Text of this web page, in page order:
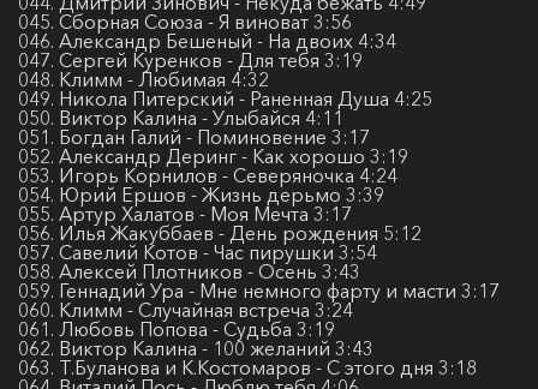
045. Сборная Союза - Я виноват 3:56
046. Александр Бешеный - На двоих 4:34
047. Сергей Куренков - Для тебя 3:19
048. Климм - Любимая 4:32
049. Никола Питерский - Раненная Душа 4:25
050. Виктор Калина - Улыбайся 4:11
051. Богдан Галий - Поминовение 3:17
052. Александр Деринг - Как хорошо 3:19
053. Игорь Корнилов - Северяночка 4:24
054. Юрий Ершов - Жизнь дерьмо 3:39
055. Артур Халатов - Моя Мечта 3:17
056. Илья Жакуббаев - День рождения 5:12
057. Савелий Котов - Час пирушки 3:54
058. Алексей Плотников - Осень 3:43
059. Геннадий Ура - Мне немного фарту и масти 3:17
060. Климм - Случайная встреча 3:24
061. Любовь Попова - Судьба 3:19
062. Виктор Калина - 100 желаний 3:43
063. Т.Буланова и К.Костомаров - С этого дня 3:18